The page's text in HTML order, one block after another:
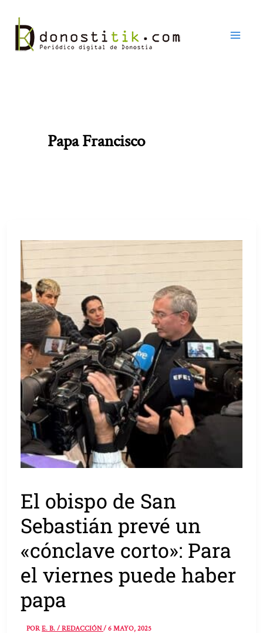
contenido
Papa Francisco
El obispo de San
Sebastián prevé un
«cónclave corto»: Para
el viernes puede haber
papa
PORE. B. / REDACCIÓN/6 MAYO, 2025